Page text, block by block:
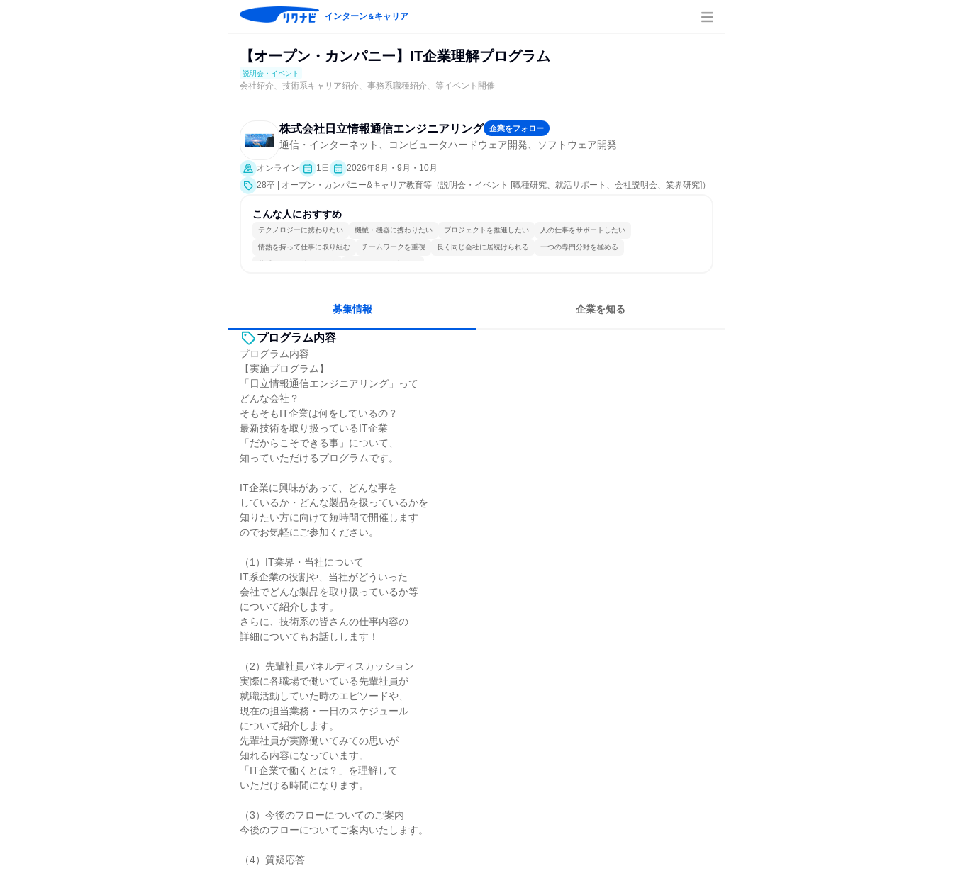
インターン＆キャリア
【オープン・カンパニー】IT企業理解プログラム
説明会・イベント
会社紹介、技術系キャリア紹介、事務系職種紹介、等イベント開催
株式会社日立情報通信エンジニアリング 企業をフォロー
通信・インターネット、コンピュータハードウェア開発、ソフトウェア開発
オンライン 1日
2026年8月・9月・10月
28卒 | オープン・カンパニー&キャリア教育等（説明会・イベント [職種研究、就活サポート、会社説明会、業界研究]）
こんな人におすすめ
テクノロジーに携わりたい 機械・機器に携わりたい プロジェクトを推進したい 人の仕事をサポートしたい
情熱を持って仕事に取り組む チームワークを重視 長く同じ会社に居続けられる 一つの専門分野を極める
若手が裁量を持てる環境 人とたくさん会話する
募集情報 企業を知る
プログラム内容
プログラム内容
【実施プログラム】
「日立情報通信エンジニアリング」って
どんな会社？
そもそもIT企業は何をしているの？
最新技術を取り扱っているIT企業
「だからこそできる事」について、
知っていただけるプログラムです。
IT企業に興味があって、どんな事を
しているか・どんな製品を扱っているかを
知りたい方に向けて短時間で開催します
のでお気軽にご参加ください。
（1）IT業界・当社について
IT系企業の役割や、当社がどういった
会社でどんな製品を取り扱っているか等
について紹介します。
さらに、技術系の皆さんの仕事内容の
詳細についてもお話しします！
（2）先輩社員パネルディスカッション
実際に各職場で働いている先輩社員が
就職活動していた時のエピソードや、
現在の担当業務・一日のスケジュール
について紹介します。
先輩社員が実際働いてみての思いが
知れる内容になっています。
「IT企業で働くとは？」を理解して
いただける時間になります。
（3）今後のフローについてのご案内
今後のフローについてご案内いたします。
（4）質疑応答